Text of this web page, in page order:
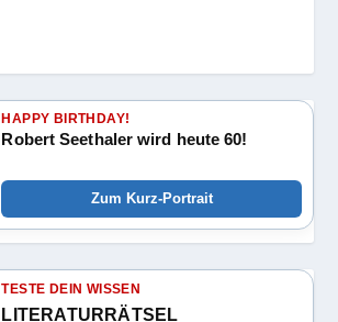
HAPPY BIRTHDAY!
Robert Seethaler wird heute 60!
Zum Kurz-Portrait
TESTE DEIN WISSEN
LITERATURRÄTSEL